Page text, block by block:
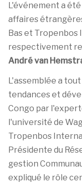
L'événement a
affaires
Bas et Tropenbos
respectivement
André van
L'assemblée a
tendances et
Congo par
l'université de
Tropenbos
Présidente du
gestion
expliqué le rôle